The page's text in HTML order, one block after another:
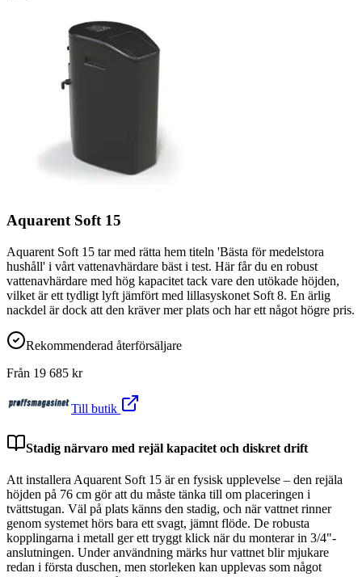
Aquarent Soft 15
Aquarent Soft 15 tar med rätta hem titeln 'Bästa för medelstora
hushåll' i vårt vattenavhärdare bäst i test. Här får du en robust
vattenavhärdare med hög kapacitet tack vare den utökade höjden,
vilket är ett tydligt lyft jämfört med lillasyskonet Soft 8. En ärlig
nackdel är dock att den kräver mer plats och har ett något högre pris.
Rekommenderad återförsäljare
Från 19 685 kr
Till butik
Stadig närvaro med rejäl kapacitet och diskret drift
Att installera Aquarent Soft 15 är en fysisk upplevelse – den rejäla
höjden på 76 cm gör att du måste tänka till om placeringen i
tvättstugan. Väl på plats känns den stadig, och när vattnet rinner
genom systemet hörs bara ett svagt, jämnt flöde. De robusta
kopplingarna i metall ger ett tryggt klick när du monterar in 3/4"-
anslutningen. Under användning märks hur vattnet blir mjukare
redan i första duschen, men storleken kan upplevas som något